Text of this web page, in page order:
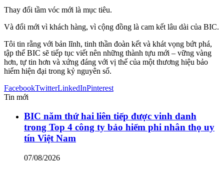
Thay đổi tầm vóc mới là mục tiêu.
Và đổi mới vì khách hàng, vì cộng đồng là cam kết lâu dài của BIC.
Tôi tin rằng với bản lĩnh, tinh thần đoàn kết và khát vọng bứt phá,
tập thể BIC sẽ tiếp tục viết nên những thành tựu mới – vững vàng
hơn, tự tin hơn và xứng đáng với vị thế của một thương hiệu bảo
hiểm hiện đại trong kỷ nguyên số.
FacebookTwitterLinkedInPinterest
Tin mới
BIC năm thứ hai liên tiếp được vinh danh
trong Top 4 công ty bảo hiểm phi nhân thọ uy
tín Việt Nam
07/08/2026